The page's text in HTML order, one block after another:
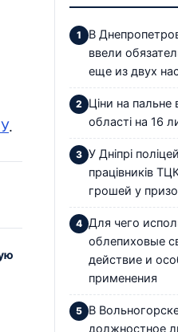
.
В
ввели
еще из двух
Ціни на пальне
області на 16
У Дніпрі
працівників
грошей у
Для чего
облепиховые
действие и
применения
В
должностное